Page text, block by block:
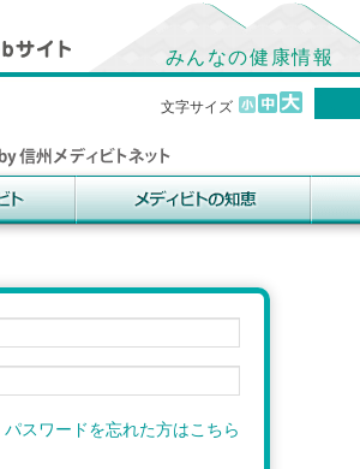
みんなの健康情報
文字サイズ
パスワードを忘れた方はこちら